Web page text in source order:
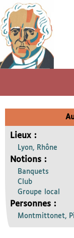
Lieux :
Lyon, Rhône
Notions :
Banquets
Club
Groupe local
Personnes :
Montmittonet,